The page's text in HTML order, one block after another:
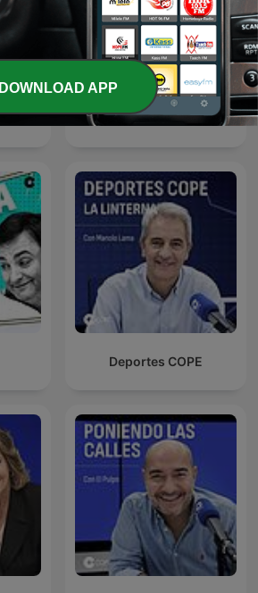
Tiempo de Juego
Deportes COPE
DOWNLOAD APP